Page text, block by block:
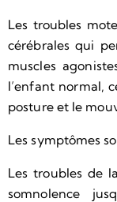
Les troubles
cérébrales qui
muscles
l’enfant normal,
posture et le
Les symptômes
Les troubles de
somnolence